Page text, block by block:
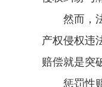
然而，法
产权侵权违
赔偿就是突
惩罚性赔